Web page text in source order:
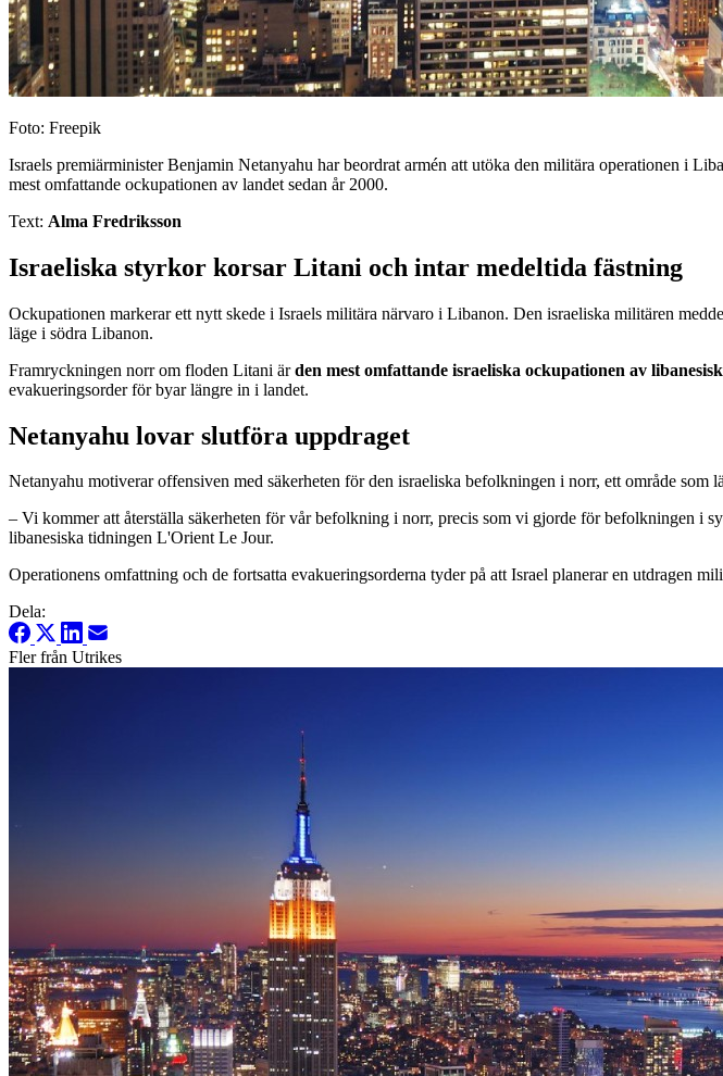
Foto: Freepik
Israels premiärminister Benjamin Netanyahu har beordrat armén att utöka den militära operationen i
mest omfattande ockupationen av landet sedan år 2000.
Text: Alma Fredriksson
Israeliska styrkor korsar Litani och intar medeltida fästning
Ockupationen markerar ett nytt skede i Israels militära närvaro i Libanon. Den israeliska militären
läge i södra Libanon.
Framryckningen norr om floden Litani ärden mest omfattande israeliska ockupationen av
evakueringsorder för byar längre in i landet.
Netanyahu lovar slutföra uppdraget
Netanyahu motiverar offensiven med säkerheten för den israeliska befolkningen i norr, ett område som
– Vi kommer att återställa säkerheten för vår befolkning i norr, precis som vi gjorde för befolkningen i
libanesiska tidningen L'Orient Le Jour.
Operationens omfattning och de fortsatta evakueringsorderna tyder på att Israel planerar en utdragen
Dela:
Fler från Utrikes